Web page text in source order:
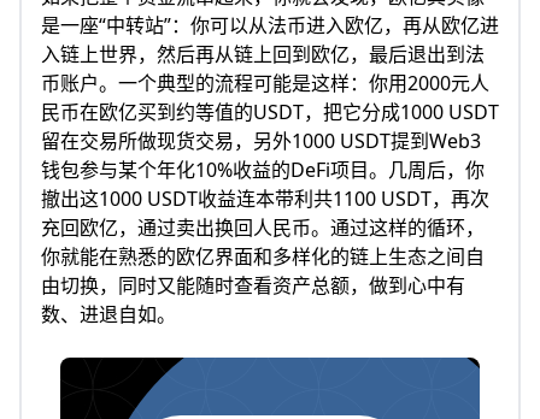
是一座“中转站”：你可以从法币进入欧亿，再从欧亿进
入链上世界，然后再从链上回到欧亿，最后退出到法
币账户。一个典型的流程可能是这样：你用2000元人
民币在欧亿买到约等值的USDT，把它分成1000 USDT
留在交易所做现货交易，另外1000 USDT提到Web3
钱包参与某个年化10%收益的DeFi项目。几周后，你
撤出这1000 USDT收益连本带利共1100 USDT，再次
充回欧亿，通过卖出换回人民币。通过这样的循环，
你就能在熟悉的欧亿界面和多样化的链上生态之间自
由切换，同时又能随时查看资产总额，做到心中有
数、进退自如。